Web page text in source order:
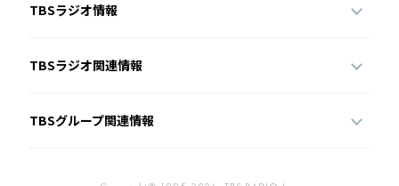
TBSラジオ情報
TBSラジオ関連情報
TBSグループ関連情報